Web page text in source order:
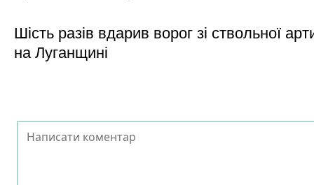
Шість разів вдарив ворог зі ствольної
на Луганщині